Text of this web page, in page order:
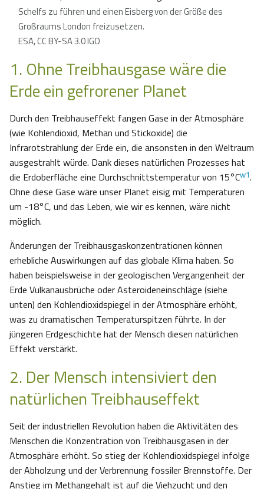
Schelfs zu führen und einen Eisberg von der Größe des
Großraums London freizusetzen.
ESA, CC BY-SA 3.0 IGO
1. Ohne Treibhausgase wäre die
Erde ein gefrorener Planet
Durch den Treibhauseffekt fangen Gase in der Atmosphäre
(wie Kohlendioxid, Methan und Stickoxide) die
Infrarotstrahlung der Erde ein, die ansonsten in den Weltraum
ausgestrahlt würde. Dank dieses natürlichen Prozesses hat
die Erdoberfläche eine Durchschnittstemperatur von 15°Cw1.
Ohne diese Gase wäre unser Planet eisig mit Temperaturen
um -18°C, und das Leben, wie wir es kennen, wäre nicht
möglich.
Änderungen der Treibhausgaskonzentrationen können
erhebliche Auswirkungen auf das globale Klima haben. So
haben beispielsweise in der geologischen Vergangenheit der
Erde Vulkanausbrüche oder Asteroideneinschläge (siehe
unten) den Kohlendioxidspiegel in der Atmosphäre erhöht,
was zu dramatischen Temperaturspitzen führte. In der
jüngeren Erdgeschichte hat der Mensch diesen natürlichen
Effekt verstärkt.
2. Der Mensch intensiviert den
natürlichen Treibhauseffekt
Seit der industriellen Revolution haben die Aktivitäten des
Menschen die Konzentration von Treibhausgasen in der
Atmosphäre erhöht. So stieg der Kohlendioxidspiegel infolge
der Abholzung und der Verbrennung fossiler Brennstoffe. Der
Anstieg im Methangehalt ist auf die Viehzucht und den